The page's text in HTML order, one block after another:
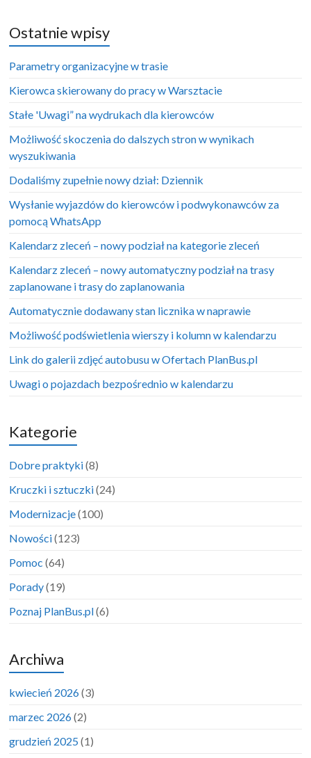
Ostatnie wpisy
Parametry organizacyjne w trasie
Kierowca skierowany do pracy w Warsztacie
Stałe 'Uwagi” na wydrukach dla kierowców
Możliwość skoczenia do dalszych stron w wynikach
wyszukiwania
Dodaliśmy zupełnie nowy dział: Dziennik
Wysłanie wyjazdów do kierowców i podwykonawców za
pomocą WhatsApp
Kalendarz zleceń – nowy podział na kategorie zleceń
Kalendarz zleceń – nowy automatyczny podział na trasy
zaplanowane i trasy do zaplanowania
Automatycznie dodawany stan licznika w naprawie
Możliwość podświetlenia wierszy i kolumn w kalendarzu
Link do galerii zdjęć autobusu w Ofertach PlanBus.pl
Uwagi o pojazdach bezpośrednio w kalendarzu
Kategorie
Dobre praktyki(8)
Kruczki i sztuczki(24)
Modernizacje(100)
Nowości(123)
Pomoc (64)
Porady(19)
Poznaj PlanBus.pl(6)
Archiwa
kwiecień 2026(3)
marzec 2026(2)
grudzień 2025(1)